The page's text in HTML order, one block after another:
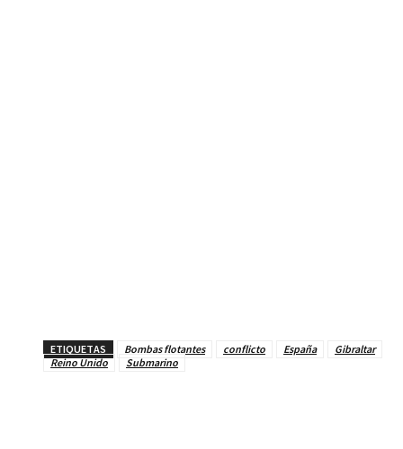
ETIQUETAS Bombas flotantes conflicto España
Gibraltar
Reino Unido
Submarino